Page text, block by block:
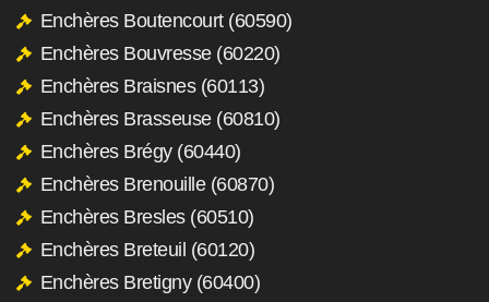
Enchères Boutencourt (60590)
Enchères Bouvresse (60220)
Enchères Braisnes (60113)
Enchères Brasseuse (60810)
Enchères Brégy (60440)
Enchères Brenouille (60870)
Enchères Bresles (60510)
Enchères Breteuil (60120)
Enchères Bretigny (60400)